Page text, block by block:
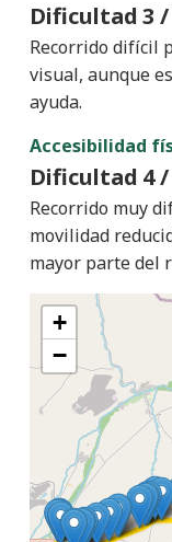
Dificultad 3
Recorrido difícil
visual, aunque
ayuda.
Accesibilidad
Dificultad 4
Recorrido muy
movilidad
mayor parte del
+
−